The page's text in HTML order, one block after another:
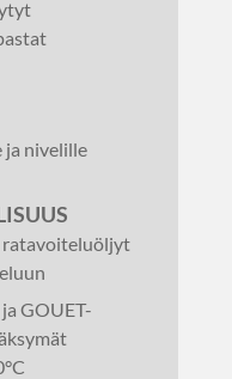
nivelille
ratavoiteluöljyt
GOUET-